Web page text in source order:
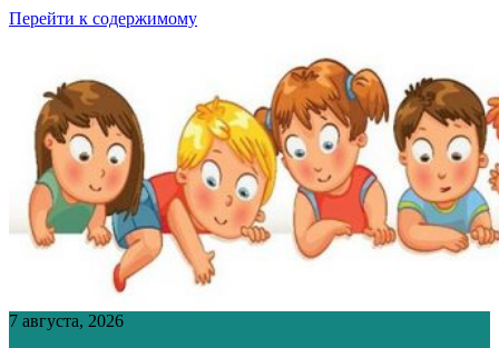
Перейти к содержимому
7 августа, 2026